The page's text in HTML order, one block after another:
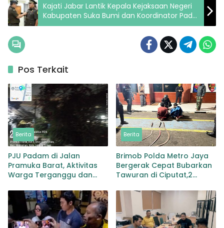
Kajati Jabar Lantik Kepala Kejaksaan Negeri
Kabupaten Suka Bumi dan Koordinator Pada
Kejaksaan Tinggi Jawa Barat
Pos Terkait
Berita
PJU Padam di Jalan
Pramuka Barat, Aktivitas
Warga Terganggu dan
Kondisi Gelap
Berita
Brimob Polda Metro Jaya
Bergerak Cepat Bubarkan
Tawuran di Ciputat,2
Diamankan